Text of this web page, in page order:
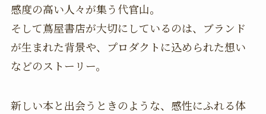
感度の高い人々が集う代官山。
そして蔦屋書店が大切にしているのは、ブランド
が生まれた背景や、プロダクトに込められた想い
などのストーリー。
新しい本と出会うときのような、感性にふれる体